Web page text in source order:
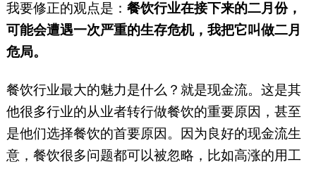
我要修正的观点是： 餐饮行业在接下来的二月份，
可能会遭遇一次严重的生存危机，我把它叫做二月
危局。
餐饮行业最大的魅力是什么？就是现金流。这是其
他很多行业的从业者转行做餐饮的重要原因，甚至
是他们选择餐饮的首要原因。因为良好的现金流生
意，餐饮很多问题都可以被忽略，比如高涨的用工